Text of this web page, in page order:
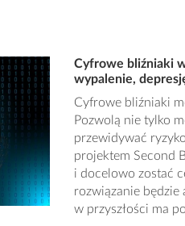
Cyfrowe bliźniaki
wypalenie,
Cyfrowe bliźniaki
Pozwolą nie tylko
przewidywać
projektem Second
i docelowo zostać
rozwiązanie
w przyszłości ma